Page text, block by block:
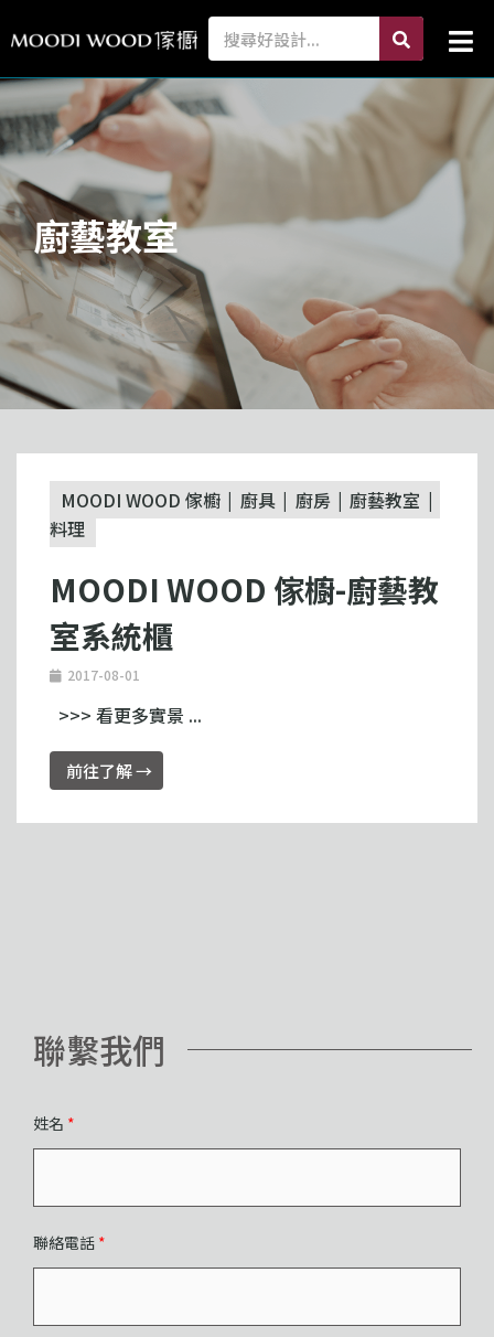
至
要
內
容
Search search
廚藝教室
MOODI WOOD 傢櫥 廚具 廚房
廚藝教室
料理
MOODI WOOD 傢櫥-廚藝教
室系統櫃
2017-08-01
>>> 看更多實景 ...
前往了解 →
聯繫我們
姓名 *
聯絡電話 *